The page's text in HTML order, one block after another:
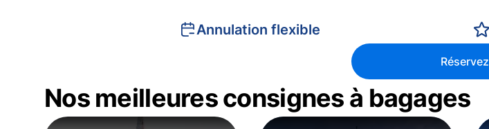
Annulation flexible
Réservez
Nos meilleures consignes à bagages